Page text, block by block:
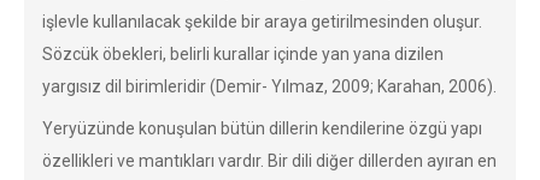
işlevle kullanılacak şekilde bir araya getirilmesinden oluşur.
Sözcük öbekleri, belirli kurallar içinde yan yana dizilen
yargısız dil birimleridir (Demir- Yılmaz, 2009; Karahan, 2006).
Yeryüzünde konuşulan bütün dillerin kendilerine özgü yapı
özellikleri ve mantıkları vardır. Bir dili diğer dillerden ayıran en